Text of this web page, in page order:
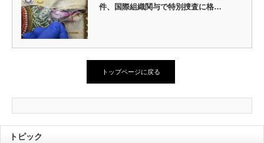
件、国際組織関与で特別捜査に格…
トップページに戻る
トピック